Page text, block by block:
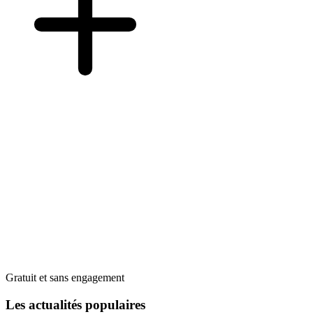
Gratuit et sans engagement
Les actualités populaires